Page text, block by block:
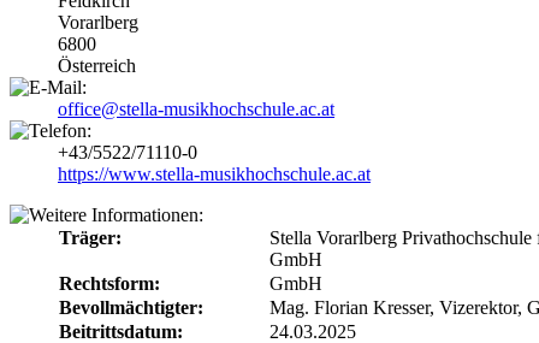
Vorarlberg
6800
Österreich
office@stella-musikhochschule.ac.at
+43/5522/71110-0
https://www.stella-musikhochschule.ac.at
Träger:
Stella Vorarlberg
GmbH
Rechtsform:
GmbH
Bevollmächtigter:
Mag. Florian Kresser, Vizerektor,
Beitrittsdatum:
24.03.2025